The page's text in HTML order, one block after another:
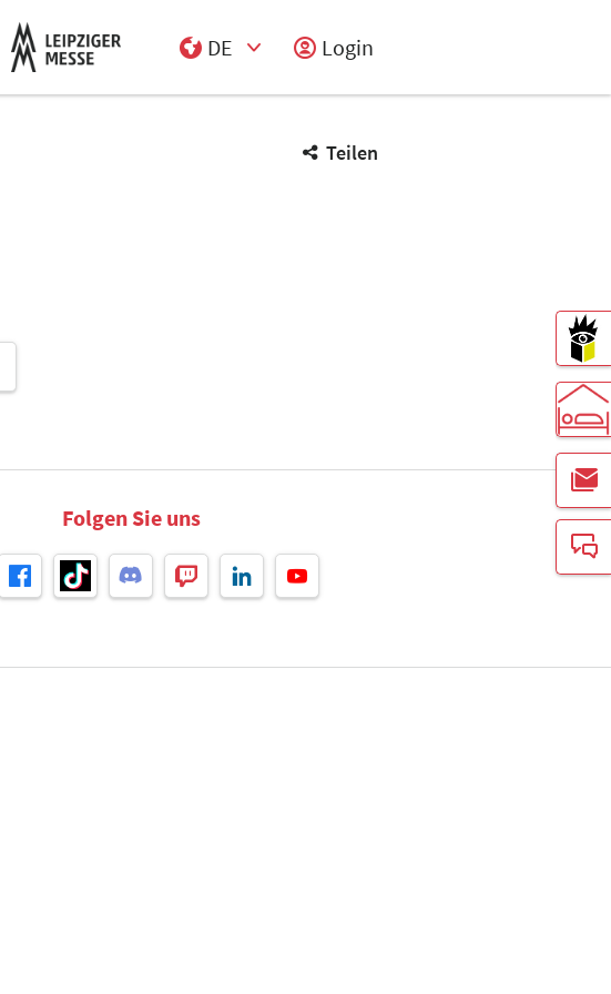
DE
Login
Teilen
Folgen Sie uns